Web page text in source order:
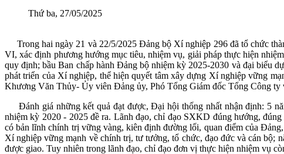
Thứ ba, 27/05/2025
Trong hai ngày 21 và 22/5/2025 Đảng bộ Xí nghiệp 296 đã tổ chức
VI, xác định phương hướng mục tiêu, nhiệm vụ, giải pháp thực hiện
quy định; bầu Ban chấp hành Đảng bộ nhiệm kỳ 2025-2030 và đại biểu
phát triển của Xí nghiệp, thể hiện quyết tâm xây dựng Xí nghiệp vững
Khương Văn Thủy- Ủy viên Đảng ủy, Phó Tổng Giám đốc Tổng Công ty
Đánh giá những kết quả đạt được, Đại hội thống nhất nhận định: 5
nhiệm kỳ 2020 - 2025 đề ra. Lãnh đạo, chỉ đạo SXKD đúng hướng,
có bản lĩnh chính trị vững vàng, kiên định đường lối, quan điểm của
Xí nghiệp vững mạnh về chính trị, tư tưởng, tổ chức, đạo đức và cán bộ;
được giao. Tuy nhiên trong lãnh đạo, chỉ đạo đơn vị thực hiện nhiệm vụ